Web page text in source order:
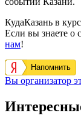
КудаКазань в
Если вы знаете о
нам!
Напомнить
Вы организатор